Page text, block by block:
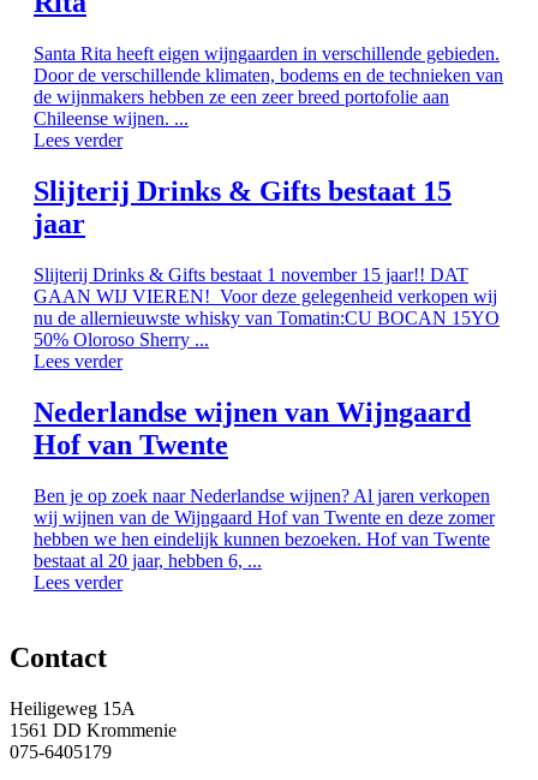
Santa Rita heeft eigen wijngaarden in verschillende gebieden.
Door de verschillende klimaten, bodems en de technieken van
de wijnmakers hebben ze een zeer breed portofolie aan
Chileense wijnen. ...
Lees verder
Slijterij Drinks & Gifts bestaat 15
jaar
Slijterij Drinks & Gifts bestaat 1 november 15 jaar!! DAT
GAAN WIJ VIEREN! Voor deze gelegenheid verkopen wij
nu de allernieuwste whisky van Tomatin:CU BOCAN 15YO
50% Oloroso Sherry ...
Lees verder
Nederlandse wijnen van Wijngaard
Hof van Twente
Ben je op zoek naar Nederlandse wijnen? Al jaren verkopen
wij wijnen van de Wijngaard Hof van Twente en deze zomer
hebben we hen eindelijk kunnen bezoeken. Hof van Twente
bestaat al 20 jaar, hebben 6, ...
Lees verder
Contact
Heiligeweg 15A
1561 DD Krommenie
075-6405179